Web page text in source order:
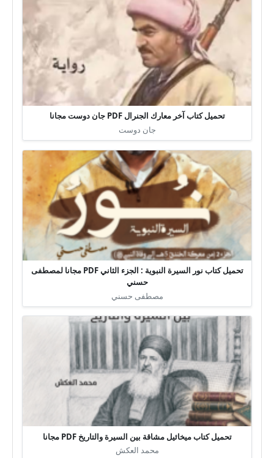
تحميل كتاب آخر معارك الجنرال PDF جان دوست مجانا
جان دوست
تحميل كتاب نور السيرة النبوية : الجزء الثاني PDF مجانا لمصطفى
حسني
مصطفى حسني
تحميل كتاب ميخائيل مشاقة بين السيرة والتاريخ PDF مجانا
محمد العكش